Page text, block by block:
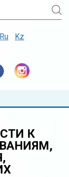
Ru Kz
К